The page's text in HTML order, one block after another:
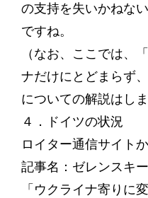
の支持を失いかねな
ですね。
（なお、ここでは、
ナだけにとどまらず
についての解説はしま
４．ドイツの状況
ロイター通信サイトか
記事名：ゼレンスキ
「ウクライナ寄りに変